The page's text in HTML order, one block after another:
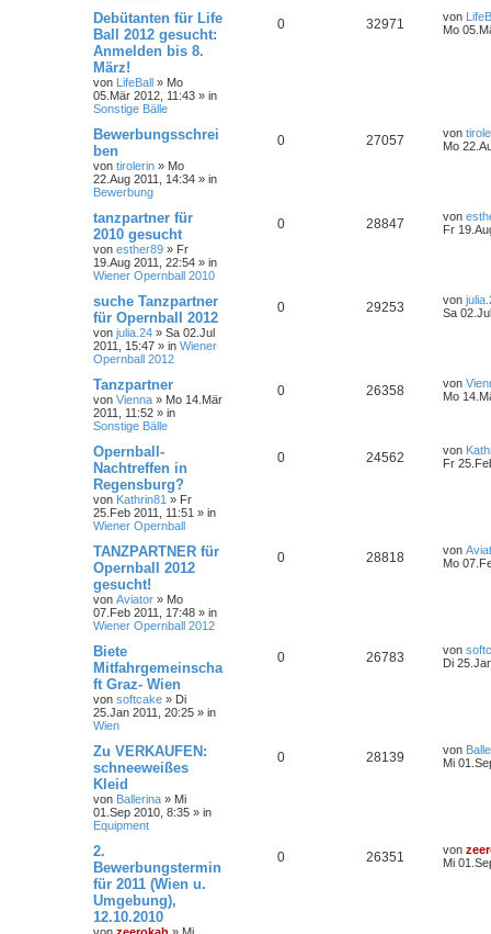
Debütanten für Life
Ball 2012 gesucht:
Anmelden bis 8.
März!
von LifeBall » Mo
05.Mär 2012, 11:43 » in
Sonstige Bälle
0 32971 von
Mo
Bewerbungsschrei
ben
von tirolerin » Mo
22.Aug 2011, 14:34 » in
Bewerbung
0 27057 von
Mo
tanzpartner für
2010 gesucht
von esther89 » Fr
19.Aug 2011, 22:54 » in
Wiener Opernball 2010
0 28847 von
Fr
suche Tanzpartner
für Opernball 2012
von julia.24 » Sa 02.Jul
2011, 15:47 » in Wiener
Opernball 2012
0 29253 von
Sa
Tanzpartner
von Vienna » Mo 14.Mär
2011, 11:52 » in
Sonstige Bälle
0 26358 von
Mo
Opernball-
Nachtreffen in
Regensburg?
von Kathrin81 » Fr
25.Feb 2011, 11:51 » in
Wiener Opernball
0 24562 von
Fr
TANZPARTNER für
Opernball 2012
gesucht!
von Aviator » Mo
07.Feb 2011, 17:48 » in
Wiener Opernball 2012
0 28818 von
Mo
Biete
Mitfahrgemeinscha
ft Graz- Wien
von softcake » Di
25.Jan 2011, 20:25 » in
Wien
0 26783 von
Di
Zu VERKAUFEN:
schneeweißes
Kleid
von Ballerina » Mi
01.Sep 2010, 8:35 » in
Equipment
0 28139 von
Mi
2.
Bewerbungstermin
für 2011 (Wien u.
Umgebung),
12.10.2010
0 26351 von
Mi